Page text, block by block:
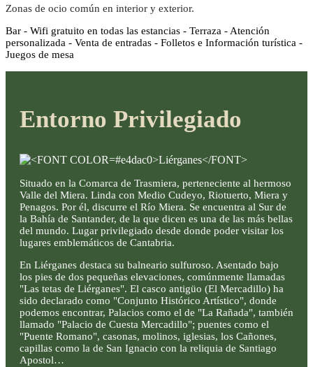
Zonas de ocio común en interior y exterior.
Bar - Wifi gratuito en todas las estancias - Terraza - Atención
personalizada - Venta de entradas - Folletos e Información turística -
Juegos de mesa
Entorno Privilegiado
Situado en la Comarca de Trasmiera, perteneciente al hermoso
Valle del Miera. Linda con Medio Cudeyo, Riotuerto, Miera y
Penagos. Por él, discurre el Río Miera. Se encuentra al Sur de
la Bahía de Santander, de la que dicen es una de las más bellas
del mundo. Lugar privilegiado desde donde poder visitar los
lugares emblemáticos de Cantabria.
En Liérganes destaca su balneario sulfuroso. Asentado bajo
los pies de dos pequeñas elevaciones, comúnmente llamadas
"Las tetas de Liérganes". El casco antigüo (El Mercadillo) ha
sido declarado como "Conjunto Histórico Artístico", donde
podemos encontrar, Palacios como el de "La Rañada", también
llamado "Palacio de Cuesta Mercadillo"; puentes como el
"Puente Romano", casonas, molinos, iglesias, los Cañones,
capillas como la de San Ignacio con la reliquia de Santiago
Apostol…